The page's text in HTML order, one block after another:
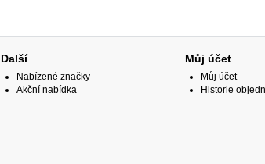
Další
Nabízené značky
Akční nabídka
Můj účet
Můj účet
Historie